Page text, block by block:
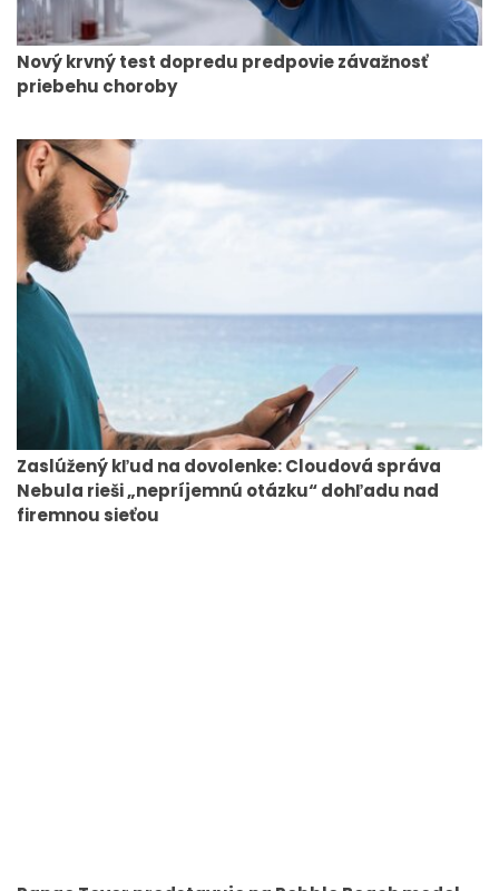
Nový krvný test dopredu predpovie závažnosť
priebehu choroby
Zaslúžený kľud na dovolenke: Cloudová správa
Nebula rieši „nepríjemnú otázku“ dohľadu nad
firemnou sieťou